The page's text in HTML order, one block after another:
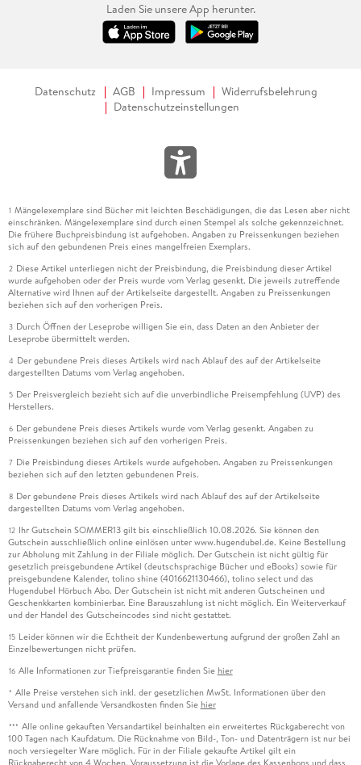
Laden Sie unsere App herunter.
Datenschutz AGB Impressum
Widerrufsbelehrung
Datenschutzeinstellungen
1 Mängelexemplare sind Bücher mit leichten Beschädigungen, die das Lesen aber nicht
einschränken. Mängelexemplare sind durch einen Stempel als solche gekennzeichnet.
Die frühere Buchpreisbindung ist aufgehoben. Angaben zu Preissenkungen beziehen
sich auf den gebundenen Preis eines mangelfreien Exemplars.
2 Diese Artikel unterliegen nicht der Preisbindung, die Preisbindung dieser Artikel
wurde aufgehoben oder der Preis wurde vom Verlag gesenkt. Die jeweils zutreffende
Alternative wird Ihnen auf der Artikelseite dargestellt. Angaben zu Preissenkungen
beziehen sich auf den vorherigen Preis.
3 Durch Öffnen der Leseprobe willigen Sie ein, dass Daten an den Anbieter der
Leseprobe übermittelt werden.
4 Der gebundene Preis dieses Artikels wird nach Ablauf des auf der Artikelseite
dargestellten Datums vom Verlag angehoben.
5 Der Preisvergleich bezieht sich auf die unverbindliche Preisempfehlung (UVP) des
Herstellers.
6 Der gebundene Preis dieses Artikels wurde vom Verlag gesenkt. Angaben zu
Preissenkungen beziehen sich auf den vorherigen Preis.
7 Die Preisbindung dieses Artikels wurde aufgehoben. Angaben zu Preissenkungen
beziehen sich auf den letzten gebundenen Preis.
8 Der gebundene Preis dieses Artikels wird nach Ablauf des auf der Artikelseite
dargestellten Datums vom Verlag angehoben.
12 Ihr Gutschein SOMMER13 gilt bis einschließlich 10.08.2026. Sie können den
Gutschein ausschließlich online einlösen unter www.hugendubel.de. Keine Bestellung
zur Abholung mit Zahlung in der Filiale möglich. Der Gutschein ist nicht gültig für
gesetzlich preisgebundene Artikel (deutschsprachige Bücher und eBooks) sowie für
preisgebundene Kalender, tolino shine (4016621130466), tolino select und das
Hugendubel Hörbuch Abo. Der Gutschein ist nicht mit anderen Gutscheinen und
Geschenkkarten kombinierbar. Eine Barauszahlung ist nicht möglich. Ein Weiterverkauf
und der Handel des Gutscheincodes sind nicht gestattet.
15 Leider können wir die Echtheit der Kundenbewertung aufgrund der großen Zahl an
Einzelbewertungen nicht prüfen.
16 Alle Informationen zur Tiefpreisgarantie finden Sie hier
* Alle Preise verstehen sich inkl. der gesetzlichen MwSt. Informationen über den
Versand und anfallende Versandkosten finden Sie hier
*** Alle online gekauften Versandartikel beinhalten ein erweitertes Rückgaberecht von
100 Tagen nach Kaufdatum. Die Rücknahme von Bild-, Ton- und Datenträgern ist nur bei
noch versiegelter Ware möglich. Für in der Filiale gekaufte Artikel gilt ein
Rückgaberecht von 4 Wochen. Voraussetzung ist die Vorlage des Kassenbons und dass